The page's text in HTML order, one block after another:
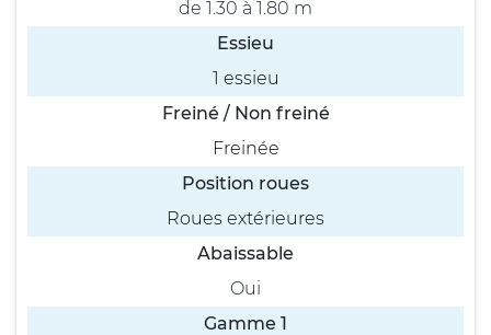
de 1.30 à 1.80 m
Essieu
1 essieu
Freiné / Non freiné
Freinée
Position roues
Roues extérieures
Abaissable
Oui
Gamme 1